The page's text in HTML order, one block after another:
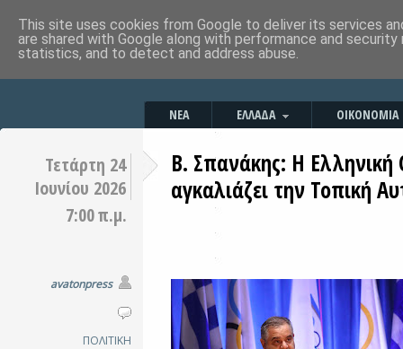
ΝΕΑ ΕΛΛΑΔΑ ΟΙΚΟΝΟΜΙΑ
Τετάρτη 24
Ιουνίου 2026
7:00 π.μ.
avatonpress
ΠΟΛΙΤΙΚΗ
Β. Σπανάκης: Η
αγκαλιάζει την Τοπική
This site uses cookies from Google to deliver its services
are shared with Google along with performance and
statistics, and to detect and address abuse.